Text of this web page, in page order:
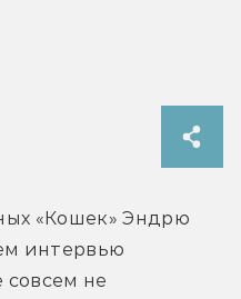
«Кошек» Эндрю
совсем не